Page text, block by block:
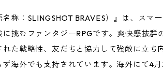
称：SLINGSHOT BRAVES）』は、スマ
挑むファンタジーRPGです。爽快感抜群
た戦略性、友だちと協力して強敵に立ち
海外でも支持されています。海外にて4